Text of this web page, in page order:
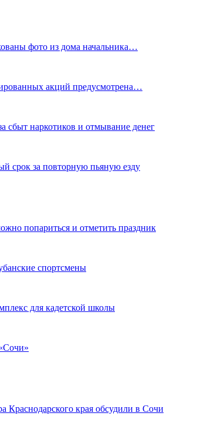
фото из дома начальника…
акций предусмотрена…
сбыт наркотиков и отмывание денег
срок за повторную пьяную езду
попариться и отметить праздник
спортсмены
для кадетской школы
Краснодарского края обсудили в Сочи